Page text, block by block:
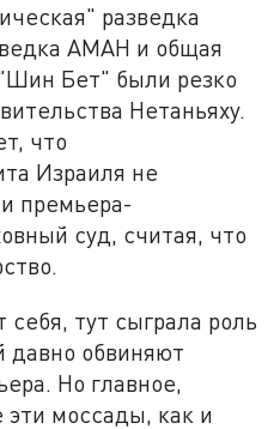
разведка
АМАН и общая
Бет" были резко
Нетаньяху.
что
Израиля не
премьера-
суд, считая, что
тут сыграла роль
давно обвиняют
Но главное,
эти моссады, как и